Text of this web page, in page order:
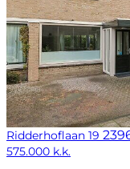
Ridderhoflaan 19
575.000 k.k.